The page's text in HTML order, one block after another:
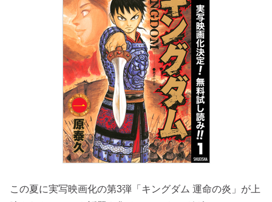
この夏に実写映画化の第3弾「キングダム 運命の炎」が上